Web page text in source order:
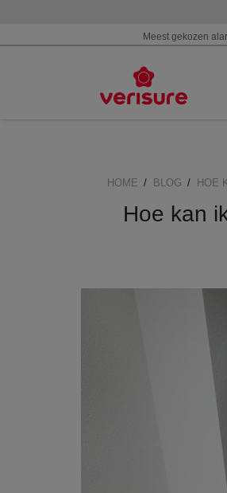
Meest gekozen
BREADCRUMB
HOME BLOG HOE
Hoe kan